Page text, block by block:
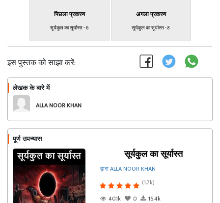
पिछला प्रकरण
सूर्यकुल का सूर्यास्त - 6
अगला प्रकरण
सूर्यकुल का सूर्यास्त - 8
इस पुस्तक को साझा करें:
लेखक के बारे में
ALLA NOOR KHAN
पूर्ण उपन्यास
सूर्यकुल का सूर्यास्त
द्वारा ALLA NOOR KHAN
(1.7k)
40.1k
0 16.4k